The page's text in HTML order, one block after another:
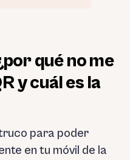
qué no me
y cuál es la
para poder
en tu móvil de la